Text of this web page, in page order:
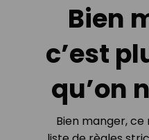
Bien
c’est
qu’on
Bien manger, ce